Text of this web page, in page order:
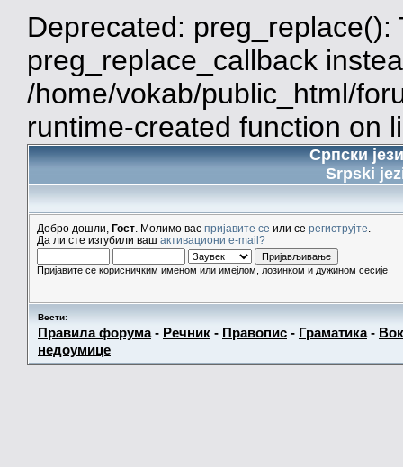
Deprecated:
preg_replace_callback
/home/vokab/public_html/
runtime-created function on
Српски
Srpski
Добро дошли, Гост . Молимо вас пријавите се или се региструјте
Да ли сте изгубили ваш активациони e-mail?
Пријавите се корисничким именом или имејлом, лозинком и дужином сесије
Вести:
Правила форума- Речник - Правопис - Граматика-
недоумице